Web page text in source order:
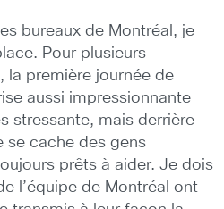
bureaux de Montréal, je
Pour plusieurs
la première journée de
aussi impressionnante
stressante, mais derrière
se cache des gens
prêts à aider. Je dois
l’équipe de Montréal ont